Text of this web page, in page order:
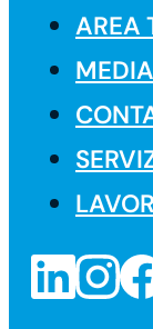
AREA
MEDIA